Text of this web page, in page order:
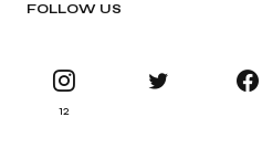
FOLLOW US
12